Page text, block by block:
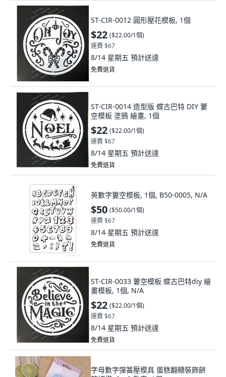
ST-CIR-0012 圓形壓花模板, 1個
$22 ($22.00/1個)
運費 $67
8/14 星期五 預計送達
免費退貨
ST-CIR-0014 造型版 蝶古巴特 DIY 簍
空模板 塗鴉 繪畫, 1個
$22 ($22.00/1個)
運費 $67
8/14 星期五 預計送達
免費退貨
英數字簍空模板, 1個, B50-0005, N/A
$50 ($50.00/1個)
運費 $67
8/14 星期五 預計送達
免費退貨
ST-CIR-0033 簍空模板 蝶古巴特diy 繪
畫模板, 1個, N/A
$22 ($22.00/1個)
運費 $67
8/14 星期五 預計送達
免費退貨
字母數字彈簧壓模具 蛋糕翻糖裝飾餅